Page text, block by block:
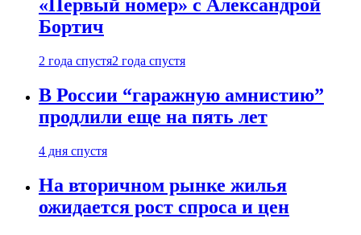
«Первый номер» с Александрой
Бортич
2 года спустя2 года спустя
В России “гаражную амнистию”
продлили еще на пять лет
4 дня спустя
На вторичном рынке жилья
ожидается рост спроса и цен